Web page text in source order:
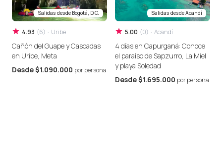
Salidas desde Bogotá, D.C.
4.93 (6) · Uribe
Cañón del Guape y Cascadas
en Uribe, Meta
Desde$1.090.000 por persona
Salidas desdeAcandí
5.00 (0) · Acandí
4 días en Capurganá: Conoce
el paraíso de Sapzurro, La Miel
y playa Soledad
Desde$1.695.000 por persona